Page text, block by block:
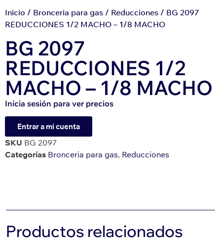
Inicio / Bronceria para gas / Reducciones / BG 2097
REDUCCIONES 1/2 MACHO – 1/8 MACHO
BG 2097
REDUCCIONES 1/2
MACHO – 1/8 MACHO
Inicia sesión para ver precios
Entrar a mi cuenta
SKU BG 2097
Categorías Bronceria para gas, Reducciones
Productos relacionados